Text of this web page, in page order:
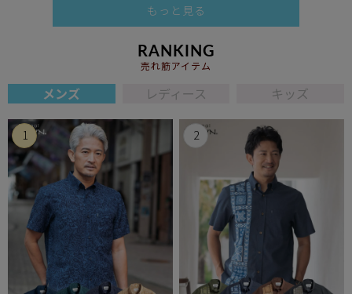
もっと見る
RANKING
売れ筋アイテム
メンズ レディース キッズ